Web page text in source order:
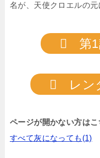
名が、天使クロエルの
第
レン
ページが開かない方はこ
すべて灰になっても(1)